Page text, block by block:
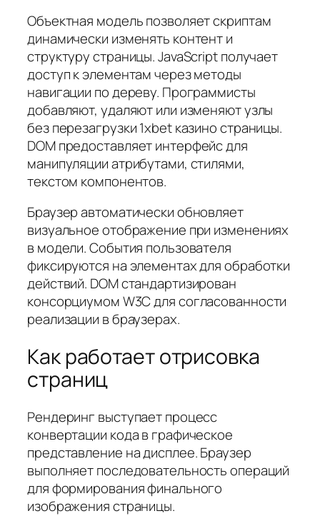
Объектная модель позволяет скриптам
динамически изменять контент и
структуру страницы. JavaScript получает
доступ к элементам через методы
навигации по дереву. Программисты
добавляют, удаляют или изменяют узлы
без перезагрузки 1xbet казино страницы.
DOM предоставляет интерфейс для
манипуляции атрибутами, стилями,
текстом компонентов.
Браузер автоматически обновляет
визуальное отображение при изменениях
в модели. События пользователя
фиксируются на элементах для обработки
действий. DOM стандартизирован
консорциумом W3C для согласованности
реализации в браузерах.
Как работает отрисовка
страниц
Рендеринг выступает процесс
конвертации кода в графическое
представление на дисплее. Браузер
выполняет последовательность операций
для формирования финального
изображения страницы.